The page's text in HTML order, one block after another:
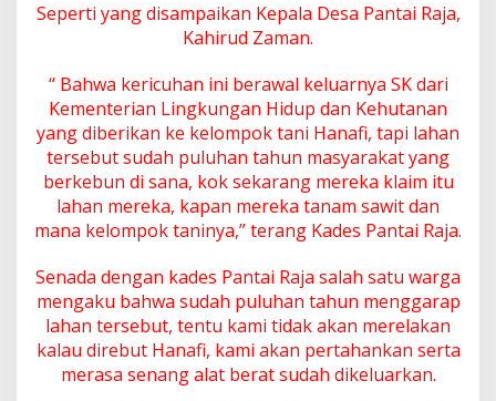
H
a
a
f
C
s
.
Seperti yang disampaikan Kepala Desa Pantai Raja,
Kahirud Zaman.
“ Bahwa kericuhan ini berawal keluarnya SK dari
Kementerian Lingkungan Hidup dan Kehutanan
yang diberikan ke kelompok tani Hanafi, tapi lahan
tersebut sudah puluhan tahun masyarakat yang
berkebun di sana, kok sekarang mereka klaim itu
lahan mereka, kapan mereka tanam sawit dan
mana kelompok taninya,” terang Kades Pantai Raja.
Senada dengan kades Pantai Raja salah satu warga
mengaku bahwa sudah puluhan tahun menggarap
lahan tersebut, tentu kami tidak akan merelakan
kalau direbut Hanafi, kami akan pertahankan serta
merasa senang alat berat sudah dikeluarkan.